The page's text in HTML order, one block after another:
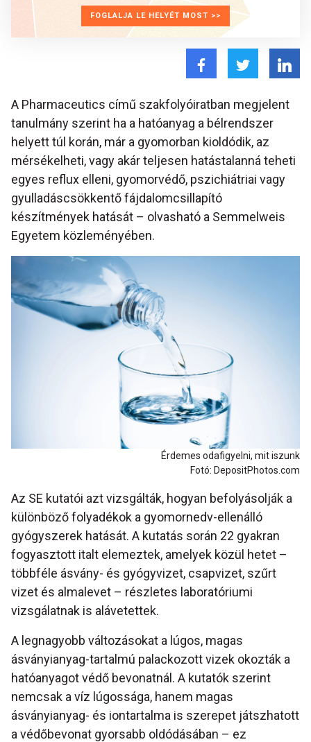
FOGLALJA LE HELYÉT MOST >>
A Pharmaceutics című szakfolyóiratban megjelent
tanulmány szerint ha a hatóanyag a bélrendszer
helyett túl korán, már a gyomorban kioldódik, az
mérsékelheti, vagy akár teljesen hatástalanná teheti
egyes reflux elleni, gyomorvédő, pszichiátriai vagy
gyulladáscsökkentő fájdalomcsillapító
készítmények hatását – olvasható a Semmelweis
Egyetem közleményében.
Érdemes odafigyelni, mit iszunk
Fotó: DepositPhotos.com
Az SE kutatói azt vizsgálták, hogyan befolyásolják a
különböző folyadékok a gyomornedv-ellenálló
gyógyszerek hatását. A kutatás során 22 gyakran
fogyasztott italt elemeztek, amelyek közül hetet –
többféle ásvány- és gyógyvizet, csapvizet, szűrt
vizet és almalevet – részletes laboratóriumi
vizsgálatnak is alávetettek.
A legnagyobb változásokat a lúgos, magas
ásványianyag-tartalmú palackozott vizek okozták a
hatóanyagot védő bevonatnál. A kutatók szerint
nemcsak a víz lúgossága, hanem magas
ásványianyag- és iontartalma is szerepet játszhatott
a védőbevonat gyorsabb oldódásában – ez